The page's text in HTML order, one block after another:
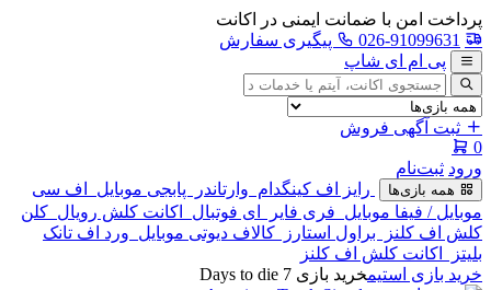
پرداخت امن با ضمانت ایمنی در اکانت
026-91099631
پیگیری سفارش
پی ام ای شاپ
جستجوی
آگهی
ثبت آگهی فروش
0
ورود ثبت‌نام
همه بازی‌ها رایز اف کینگدام وارتاندر پابجی موبایل
اف سی
موبایل / فیفا موبایل فری فایر ای فوتبال اکانت کلش رویال کلن
کلش اف کلنز
براول استارز کالاف دیوتی موبایل ورد اف تانک
بلیتز
اکانت کلش اف کلنز
خرید بازی استیمخرید بازی 7 Days to die